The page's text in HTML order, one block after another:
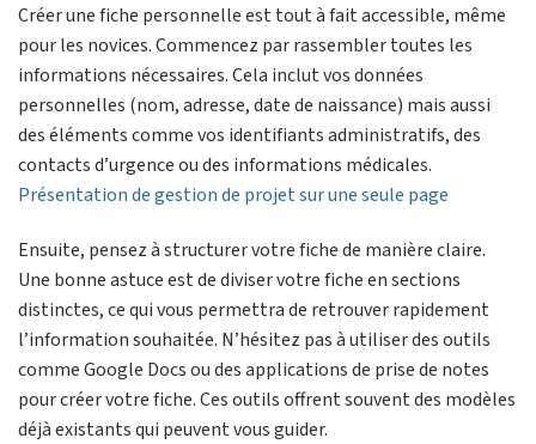
Créer une fiche personnelle est tout à fait accessible, même
pour les novices. Commencez par rassembler toutes les
informations nécessaires. Cela inclut vos données
personnelles (nom, adresse, date de naissance) mais aussi
des éléments comme vos identifiants administratifs, des
contacts d’urgence ou des informations médicales.
Présentation de gestion de projet sur une seule page
Ensuite, pensez à structurer votre fiche de manière claire.
Une bonne astuce est de diviser votre fiche en sections
distinctes, ce qui vous permettra de retrouver rapidement
l’information souhaitée. N’hésitez pas à utiliser des outils
comme Google Docs ou des applications de prise de notes
pour créer votre fiche. Ces outils offrent souvent des modèles
déjà existants qui peuvent vous guider.